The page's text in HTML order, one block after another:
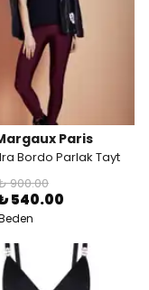
Paris
Bordo Parlak Tayt
900.00
540.00